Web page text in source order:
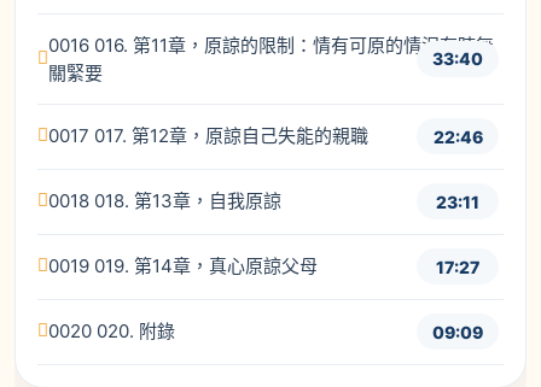
0016 016. 第11章，原諒的限制：情有可原的情況有時無
關緊要
33:40
0017 017. 第12章，原諒自己失能的親職 22:46
0018 018. 第13章，自我原諒 23:11
0019 019. 第14章，真心原諒父母 17:27
0020 020. 附錄 09:09